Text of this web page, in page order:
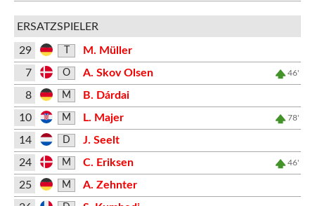
ERSATZSPIELER
29
M. Müller
7
O A. Skov Olsen 46'
8 M
B. Dárdai
10
M L. Majer 78'
14 D
J. Seelt
24
M C. Eriksen 46'
25 M
A. Zehnter